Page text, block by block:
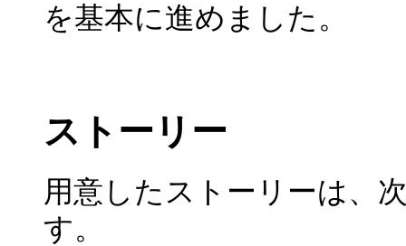
を基本に進めました。
ストーリー
用意したストーリーは、
す。